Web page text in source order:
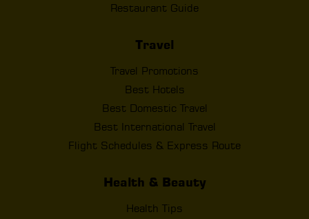
Restaurant Guide
Travel
Travel Promotions
Best Hotels
Best Domestic Travel
Best International Travel
Flight Schedules & Express Route
Health & Beauty
Health Tips